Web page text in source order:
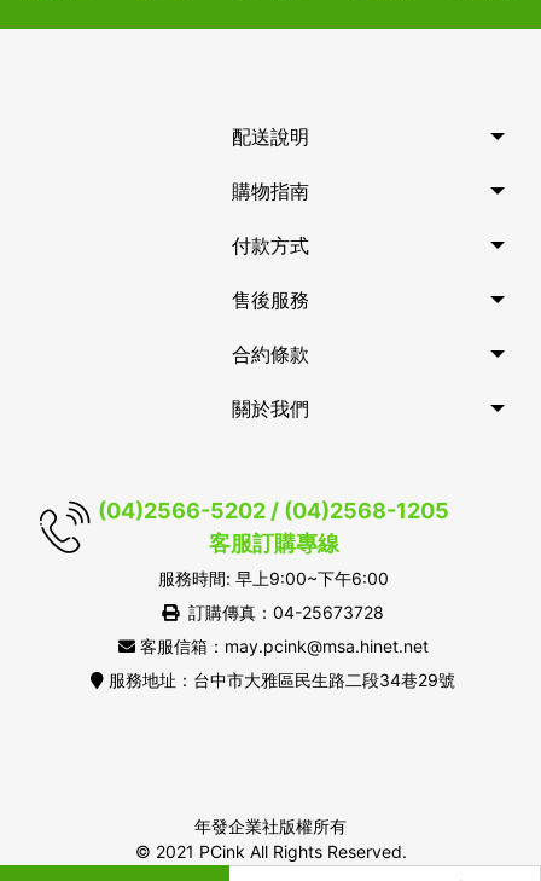
配送說明
購物指南
付款方式
售後服務
合約條款
關於我們
(04)2566-5202 / (04)2568-1205
客服訂購專線
服務時間: 早上9:00~下午6:00
訂購傳真：04-25673728
客服信箱：may.pcink@msa.hinet.net
服務地址：台中市大雅區民生路二段34巷29號
年發企業社版權所有
© 2021 PCink All Rights Reserved.